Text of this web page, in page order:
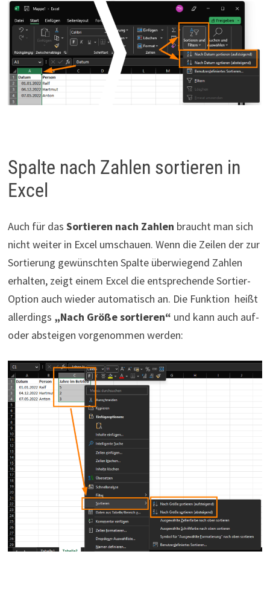
Spalte nach Zahlen sortieren in
Excel
Auch für das Sortieren nach Zahlen braucht man sich
nicht weiter in Excel umschauen. Wenn die Zeilen der zur
Sortierung gewünschten Spalte überwiegend Zahlen
erhalten, zeigt einem Excel die entsprechende Sortier-
Option auch wieder automatisch an. Die Funktion heißt
allerdings „Nach Größe sortieren“ und kann auch auf-
oder absteigen vorgenommen werden: